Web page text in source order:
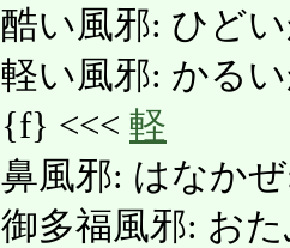
酷い風邪: ひど
軽い風邪: かる
{f} <<< 軽
鼻風邪: はなか
御多福風邪: お